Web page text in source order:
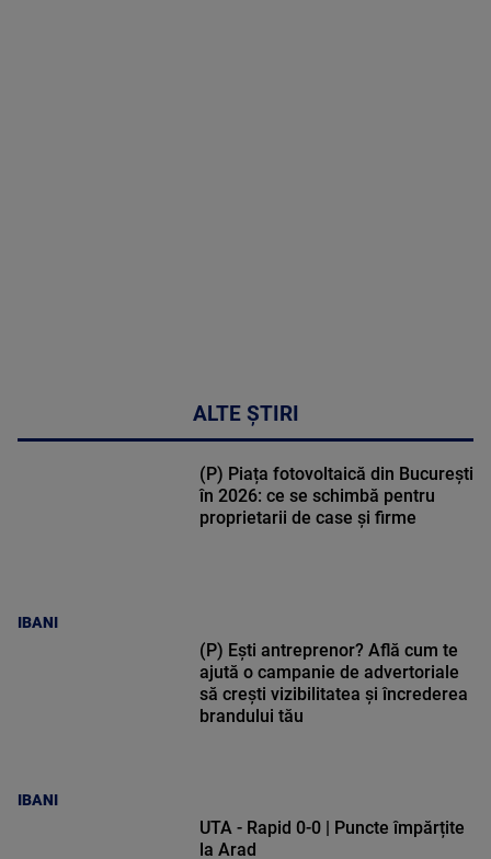
ALTE ȘTIRI
IBANI
(P) Piața fotovoltaică din București
în 2026: ce se schimbă pentru
proprietarii de case și firme
IBANI
(P) Ești antreprenor? Află cum te
ajută o campanie de advertoriale
să crești vizibilitatea și încrederea
brandului tău
UTA - Rapid 0-0 | Puncte împărțite
la Arad